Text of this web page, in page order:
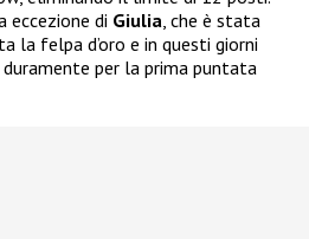
di Giulia , che è stata
la felpa d’oro e in questi giorni
per la prima puntata